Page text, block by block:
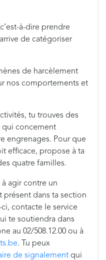
à-dire prendre
de catégoriser
de harcèlement
nos comportements et
tu trouves des
qui concernent
engrenages. Pour que
efficace, propose à ta
quatre familles.
agir contre un
dans ta section
contacte le service
te soutiendra dans
au 02/508.12.00 ou à
. Tu peux
de signalement qui